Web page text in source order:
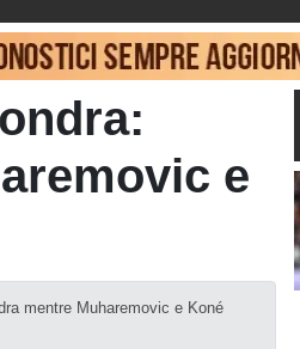
e
mentre Muharemovic e Koné